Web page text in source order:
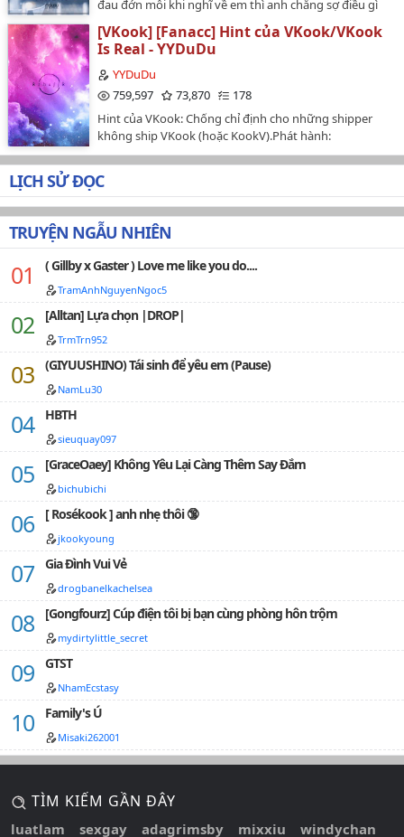
đau đớn mỗi khi nghĩ về em thì anh chẳng sợ điều gì
nữa. Chỉ cần em xuất hiện và gật đầu quay lại, anh sẵn
sàng từ bỏ tất cả để chạy theo em.TAKE OUT WITH
FULL MY CREDIT: YYDuDu.Phát hành:
30/2/2017.Highest Ranking:#3 armys…
[VKook] [Fanacc] Hint của VKook/VKook
Is Real - YYDuDu
YYDuDu
759,597
73,870
178
Hint của VKook: Chống chỉ định cho những shipper
không ship VKook (hoặc KookV).Phát hành:
10/4/2017.Highest ranking: No.1 in #Random.No.1 in
#Fanacc.No.1 in #Real.No.1 in #armys.No.1 in
#moments.No.2 in #hint.…
LỊCH SỬ ĐỌC
TRUYỆN NGẪU NHIÊN
( Gillby x Gaster ) Love me like you do....
TramAnhNguyenNgoc5
[Alltan] Lựa chọn |DROP|
TrmTrn952
(GIYUUSHINO) Tái sinh để yêu em (Pause)
NamLu30
HBTH
sieuquay097
[GraceOaey] Không Yêu Lại Càng Thêm Say Đắm
bichubichi
[ Rosékook ] anh nhẹ thôi 🔞
jkookyoung
Gia Đình Vui Vẻ
drogbanelkachelsea
[Gongfourz] Cúp điện tôi bị bạn cùng phòng hôn trộm
mydirtylittle_secret
GTST
NhamEcstasy
Family's Ú
Misaki262001
TÌM KIẾM GẦN ĐÂY
luatlam sexgay adagrimsby mixxiu windychan